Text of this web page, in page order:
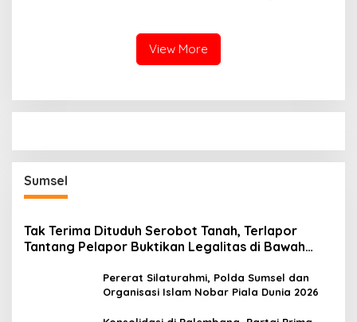
View More
Sumsel
Tak Terima Dituduh Serobot Tanah, Terlapor
Tantang Pelapor Buktikan Legalitas di Bawah
Pererat Silaturahmi, Polda Sumsel dan
Organisasi Islam Nobar Piala Dunia 2026